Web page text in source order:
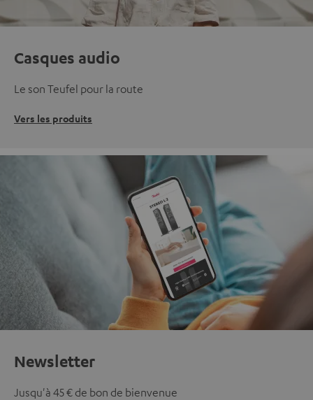
Casques audio
Le son Teufel pour la route
Vers les produits
Newsletter
Jusqu'à 45 € de bon de bienvenue